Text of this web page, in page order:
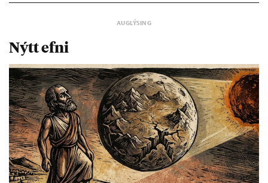
Nýtt efni